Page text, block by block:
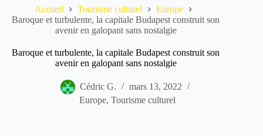
Accueil Tourisme culturel
Europe
Baroque et turbulente, la capitale Budapest construit son
avenir en galopant sans nostalgie
Baroque et turbulente, la capitale Budapest construit son
avenir en galopant sans nostalgie
Cédric G.
mars 13, 2022
Europe,Tourisme culturel